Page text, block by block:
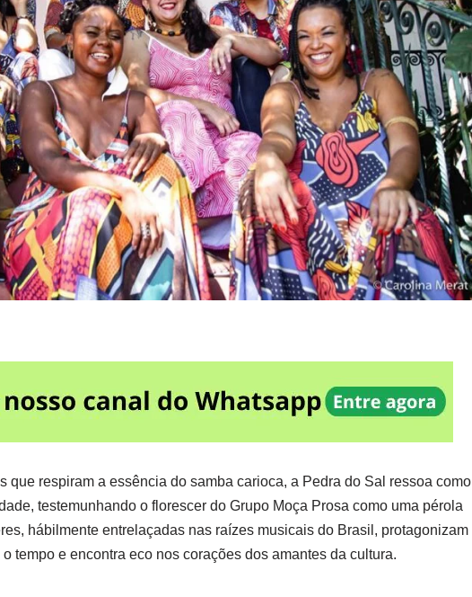
que respiram a essência do samba carioca, a Pedra do Sal ressoa como
testemunhando o florescer do Grupo Moça Prosa como uma pérola
hábilmente entrelaçadas nas raízes musicais do Brasil, protagonizam
tempo e encontra eco nos corações dos amantes da cultura.